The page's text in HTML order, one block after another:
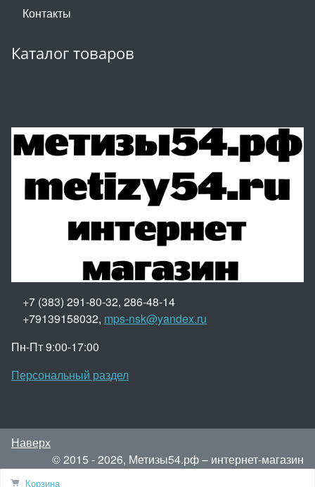
Контакты
Каталог товаров
+7 (383) 291-80-32, 286-48-14
+79139158032, mps-nsk@yandex.ru
Пн-Пт 9:00-17:00
Персональный раздел
Наверх
© 2015 - 2026, Метизы54.рф – интернет-магазин
Корзина